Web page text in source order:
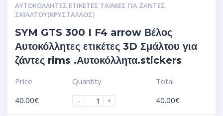
ΑΥΤΟΚΌΛΛΗΤΕΣ ΕΤΙΚΈΤΕΣ ΤΑΙΝΊΕΣ ΓΙΑ ΖΆΝΤΕΣ
ΣΜΆΛΤΟΥ(ΚΡΎΣΤΑΛΛΟΣ)
SYM GTS 300 I F4 arrow Βέλος
Αυτοκόλλητες ετικέτες 3D Σμάλτου για
ζάντες rims .Αυτοκόλλητα.stickers
Price
40.00€
Quantity
-
+
Total
40.00€